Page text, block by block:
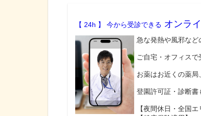
【 24h 】 今から受診できる オンラ
急な発熱や風邪など
ご自宅・オフィスで
お薬はお近くの薬局
登園許可証・診断書
【夜間休日・全国エ